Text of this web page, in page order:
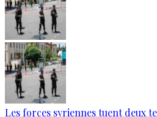
Les forces syriennes tuent deux